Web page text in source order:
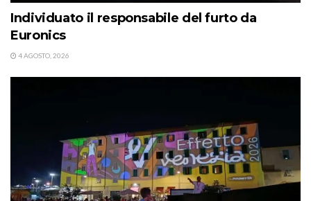
Individuato il responsabile del furto da
Euronics
4 AGOSTO, 2026